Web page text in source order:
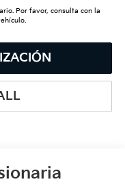
Por favor, consulta con la